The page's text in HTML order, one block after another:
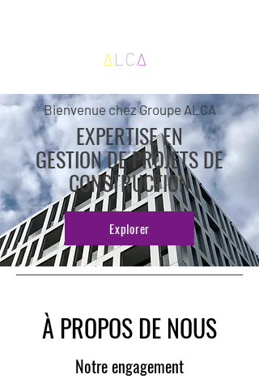
Bienvenue chez Groupe ALCA
EXPERTISE EN
GESTION DE PROJETS DE
CONSTRUCTION
Explorer
À PROPOS DE NOUS
Notre engagement